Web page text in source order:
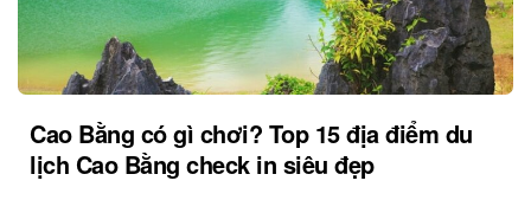
Cao Bằng có gì chơi? Top 15 địa điểm du
lịch Cao Bằng check in siêu đẹp